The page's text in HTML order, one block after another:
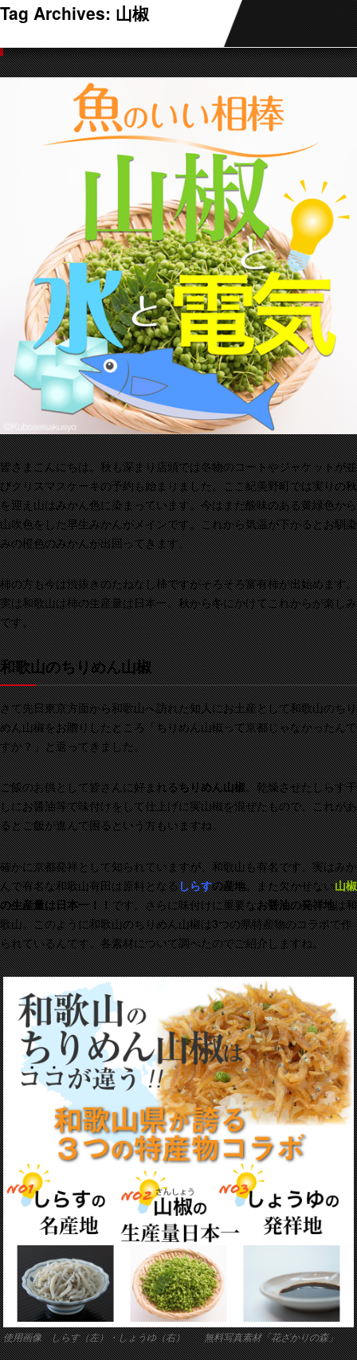
Tag Archives: 山椒
魚のいい相棒！山椒（さんしょう）と
皆さまこんにちは。秋も深まり店頭では冬物のコートやジャケットが並
びクリスマスケーキの予約も始まりました。ここ紀美野町では実りの秋
を迎え山はみかん色に染まっています。今はまだ酸味のある黄緑色から
山吹色をした早生みかんがメインです。これから気温が下がるとお馴染
みの橙色のみかんが出回ってきます。
柿の方も今は渋抜きのたねなし柿ですがそろそろ富有柿が出始めます。
実は和歌山は柿の生産量は日本一。秋から冬にかけてこれからが楽しみ
です。
和歌山のちりめん山椒
さて先日東京方面から和歌山へ訪れた知人にお土産として和歌山のちり
めん山椒をお贈りしたところ「ちりめん山椒って京都じゃなかったんで
すか？」と返ってきました。
ご飯のお供として皆さんに好まれるちりめん山椒。乾燥させたしらす干
しにお醤油等で味付けをして仕上げに実山椒を混ぜたもので、これがあ
るとご飯が進んで困るという方もいますね。
確かに京都発祥として知られていますが、和歌山も有名です。実はみか
んで有名な和歌山有田は原料となるしらすの産地。また欠かせない山椒
の生産量は日本一！！です。さらに味付けに重要なお醤油の発祥地は和
歌山。このように和歌山のちりめん山椒は3つの県特産物のコラボで作
られているんです。各素材について調べたのでご紹介しますね。
使用画像 しらす（左）・しょうゆ（右） 無料写真素材「花ざかりの森」